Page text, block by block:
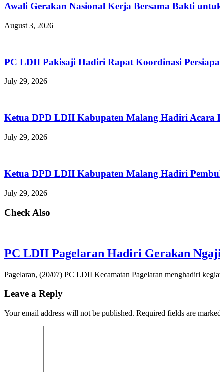
Awali Gerakan Nasional Kerja Bersama Bakti
August 3, 2026
PC LDII Pakisaji Hadiri Rapat Koordinasi
July 29, 2026
Ketua DPD LDII Kabupaten Malang Hadiri Acara
July 29, 2026
Ketua DPD LDII Kabupaten Malang Hadiri
July 29, 2026
Check Also
PC LDII Pagelaran Hadiri Gerakan
Pagelaran, (20/07) PC LDII Kecamatan Pagelaran menghadiri
Leave a Reply
Your email address will not be published. Required fields are